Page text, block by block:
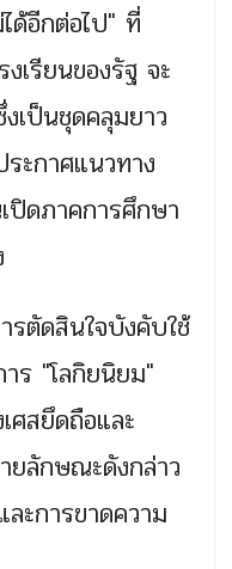
ด้อีกต่อไป" ที่
เรียนของรัฐ จะ
เป็นชุดคลุมยาว
ะกาศแนวทาง
ดภาคการศึกษา
รตัดสินใจบังคับใช้
ร "โลกิยนิยม"
ศสยึดถือและ
ยลักษณะดังกล่าว
ะการขาดความ